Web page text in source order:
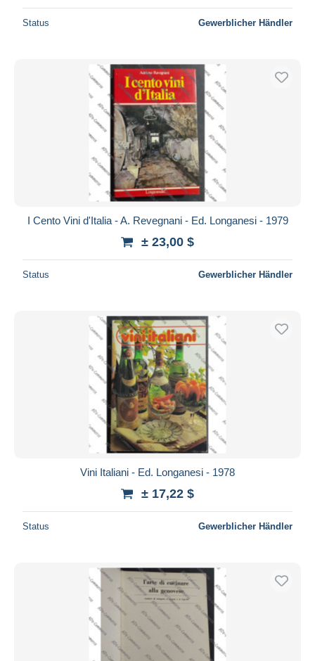
Status Gewerblicher Händler
I Cento Vini d'Italia - A. Revegnani - Ed. Longanesi - 1979
± 23,00 $
Status Gewerblicher Händler
Vini Italiani - Ed. Longanesi - 1978
± 17,22 $
Status Gewerblicher Händler